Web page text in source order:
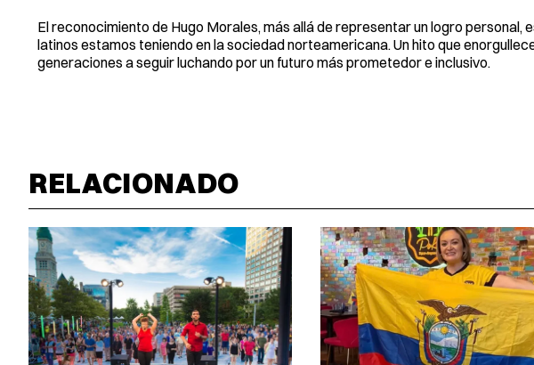
El reconocimiento de Hugo Morales, más allá de representar un logro
latinos estamos teniendo en la sociedad norteamericana. Un hito que
generaciones a seguir luchando por un futuro más prometedor e inclusivo.
RELACIONADO